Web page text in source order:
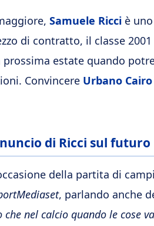
Samuele Ricci è
di contratto, il classe
estate quando
Convincere Urbano Cairo
di Ricci sul futuro
della partita di
, parlando anche
che nel calcio quando le cose